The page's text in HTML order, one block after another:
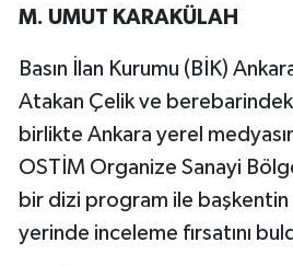
M. UMUT KARAKÜLAH
Basın İlan Kurumu (BİK)
Atakan Çelik ve
birlikte Ankara yerel
OSTİM Organize Sanayi
bir dizi program ile başkentin
yerinde inceleme fırsatını
Kültür & Sanat
Resmi İlanlar